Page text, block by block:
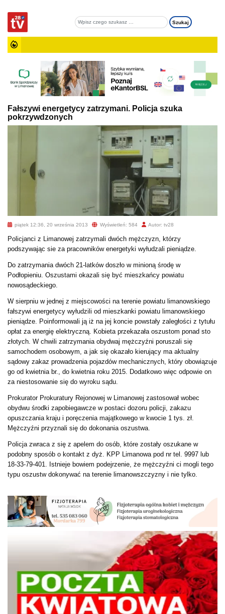
Fałszywi energetycy zatrzymani. Policja szuka
pokrzywdzonych
piątek 12:36, 20 września 2013 Wyświetleń: 584 Autor: tv28
Policjanci z Limanowej zatrzymali dwóch mężczyzn, którzy
podszywając sie za pracowników energetyki wyłudzali pieniądze.
Do zatrzymania dwóch 21-latków doszło w minioną środę w
Podłopieniu. Oszustami okazali się być mieszkańcy powiatu
nowosądeckiego.
W sierpniu w jednej z miejscowości na terenie powiatu limanowskiego
fałszywi energetycy wyłudzili od mieszkanki powiatu limanowskiego
pieniądze. Poinformowali ją iż na jej koncie powstały zaległości z tytułu
opłat za energię elektryczną. Kobieta przekazała oszustom ponad sto
złotych. W chwili zatrzymania obydwaj mężczyźni poruszali się
samochodem osobowym, a jak się okazało kierujący ma aktualny
sądowy zakaz prowadzenia pojazdów mechanicznych, który obowiązuje
go od kwietnia br., do kwietnia roku 2015. Dodatkowo więc odpowie on
za niestosowanie się do wyroku sądu.
Prokurator Prokuratury Rejonowej w Limanowej zastosował wobec
obydwu środki zapobiegawcze w postaci dozoru policji, zakazu
opuszczania kraju i poręczenia majątkowego w kwocie 1 tys. zł.
Mężczyźni przyznali się do dokonania oszustwa.
Policja zwraca z się z apelem do osób, które zostały oszukane w
podobny sposób o kontakt z dyż. KPP Limanowa pod nr tel. 9997 lub
18-33-79-401. Istnieje bowiem podejrzenie, że mężczyźni ci mogli tego
typu oszustw dokonywać na terenie limanowszczyzny i nie tylko.